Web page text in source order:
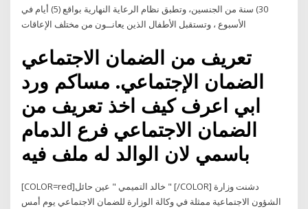
30) سنة من الجنسين، وتطبق نظام الرعاية النهارية بواقع (5) أيام في
الأسبوع ، وتستقبل الأطفال الذين يعانــون من مختلف الإعاقات
تعريف من الضمان الاجتماعي
الضمان الإجتماعي. مساكم ورد
ابي اعرف كيف اخذ تعريف من
الضمان الاجتماعي فرع الدمام
باسمي لان الوالد له ملف فيه
[COLOR=red]خالد التميمي " عين حائل " [/COLOR] دشنت وزارة
الشؤون الاجتماعية ممثلة في وكالة الوزارة للضمان الاجتماعي يوم أمس